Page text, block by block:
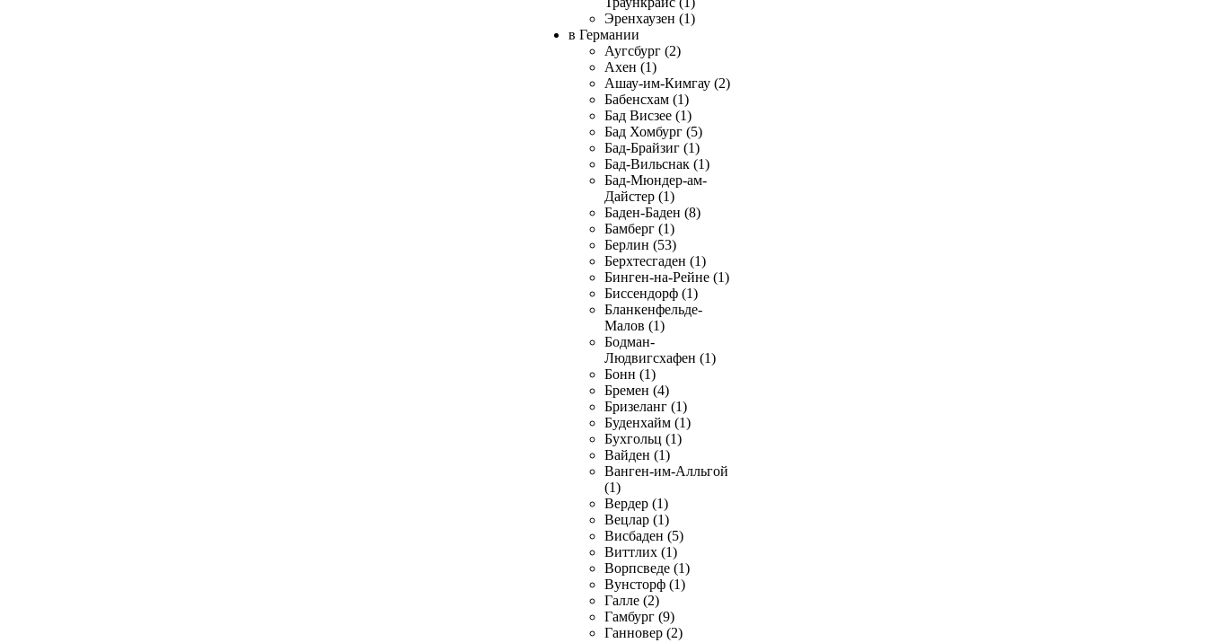
Эренхаузен (1)
в Германии
Аугсбург (2)
Ахен (1)
Ашау-им-Кимгау (2)
Бабенсхам (1)
Бад Висзее (1)
Бад Хомбург (5)
Бад-Брайзиг (1)
Бад-Вильснак (1)
Бад-Мюндер-ам-
Дайстер (1)
Баден-Баден (8)
Бамберг (1)
Берлин (53)
Берхтесгаден (1)
Бинген-на-Рейне (1)
Биссендорф (1)
Бланкенфельде-
Малов (1)
Бодман-
Людвигсхафен (1)
Бонн (1)
Бремен (4)
Бризеланг (1)
Буденхайм (1)
Бухгольц (1)
Вайден (1)
Ванген-им-Алльгой
(1)
Вердер (1)
Вецлар (1)
Висбаден (5)
Виттлих (1)
Ворпсведе (1)
Вунсторф (1)
Галле (2)
Гамбург (9)
Ганновер (2)